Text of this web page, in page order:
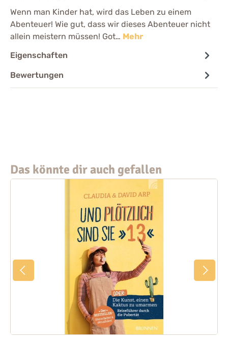
Wenn man Kinder hat, wird das Leben zu einem
Abenteuer! Wie gut, dass wir dieses Abenteuer nicht
allein meistern müssen! Got… Mehr
Eigenschaften
Bewertungen
Das könnte dir auch gefallen